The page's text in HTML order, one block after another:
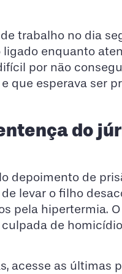
trabalho no dia
enquanto
por não
que esperava ser
do
depoimento de
levar o filho
pela hipertermia.
de
acesse as últimas